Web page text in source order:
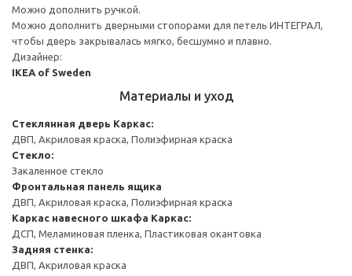
Можно дополнить ручкой.
Можно дополнить дверными стопорами для петель ИНТЕГРАЛ,
чтобы дверь закрывалась мягко, бесшумно и плавно.
Дизайнер:
IKEA of Sweden
Материалы и уход
Стеклянная дверь Каркас:
ДВП, Акриловая краска, Полиэфирная краска
Стекло:
Закаленное стекло
Фронтальная панель ящика
ДВП, Акриловая краска, Полиэфирная краска
Каркас навесного шкафа Каркас:
ДСП, Меламиновая пленка, Пластиковая окантовка
Задняя стенка:
ДВП, Акриловая краска